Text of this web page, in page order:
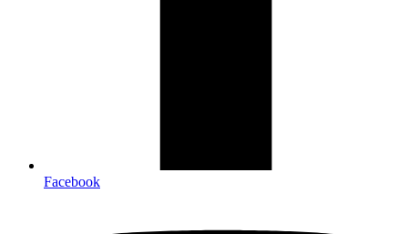
Facebook